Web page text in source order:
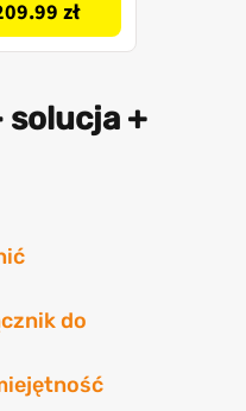
zł
solucja +
do